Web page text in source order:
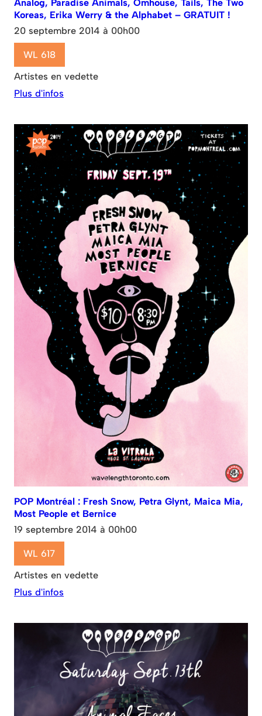
Analog, Paradise Animals, Omhouse, Tails, The Two
Koreas, Erika Werry & the Alphabet – GRATUIT !
20 septembre 2014 à 00h00
WL 618
Artistes en vedette
Plus d'infos
POP Montréal : Fresh Snow, Petra Glynt, Maica Mia,
Most People et Bernice
19 septembre 2014 à 00h00
WL 617
Artistes en vedette
Plus d'infos